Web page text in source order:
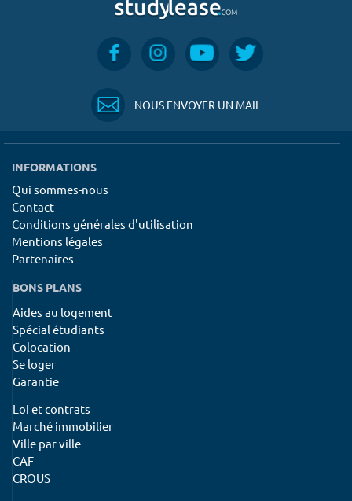
NOUS ENVOYER UN MAIL
INFORMATIONS
Qui sommes-nous
Contact
Conditions générales d'utilisation
Mentions légales
Partenaires
BONS PLANS
Aides au logement
Spécial étudiants
Colocation
Se loger
Garantie
Loi et contrats
Marché immobilier
Ville par ville
CAF
CROUS